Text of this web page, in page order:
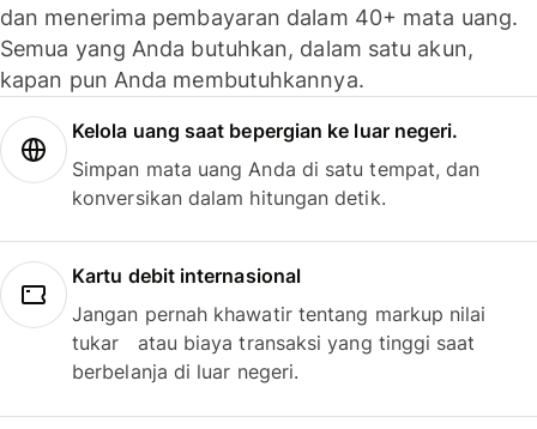
dan menerima pembayaran dalam 40+ mata uang.
Semua yang Anda butuhkan, dalam satu akun,
kapan pun Anda membutuhkannya.
Kelola uang saat bepergian ke luar negeri.
Simpan mata uang Anda di satu tempat, dan
konversikan dalam hitungan detik.
Kartu debit internasional
Jangan pernah khawatir tentang markup nilai
tukar atau biaya transaksi yang tinggi saat
berbelanja di luar negeri.